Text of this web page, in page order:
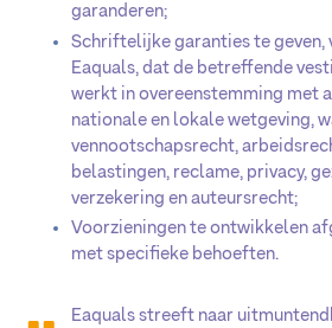
garanderen;
Schriftelijke garanties te geven,
Eaquals, dat de betreffende
werkt in overeenstemming met
nationale en lokale wetgeving,
vennootschapsrecht,
belastingen, reclame, privacy,
verzekering en auteursrecht;
Voorzieningen te ontwikkelen
met specifieke behoeften.
Eaquals streeft naar